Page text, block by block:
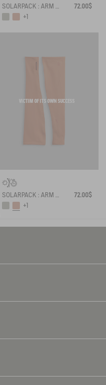
72.00$
+1
VICTIM OF ITS OWN SUCCESS
72.00$
+1